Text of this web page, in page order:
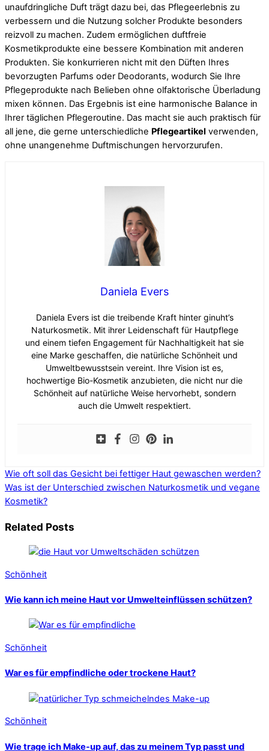
unaufdringliche Duft trägt dazu bei, das Pflegeerlebnis zu
verbessern und die Nutzung solcher Produkte besonders
reizvoll zu machen. Zudem ermöglichen duftfreie
Kosmetikprodukte eine bessere Kombination mit anderen
Produkten. Sie konkurrieren nicht mit den Düften Ihres
bevorzugten Parfums oder Deodorants, wodurch Sie Ihre
Pflegeprodukte nach Belieben ohne olfaktorische Überladung
mixen können. Das Ergebnis ist eine harmonische Balance in
Ihrer täglichen Pflegeroutine. Das macht sie auch praktisch für
all jene, die gerne unterschiedliche Pflegeartikel verwenden,
ohne unangenehme Duftmischungen hervorzurufen.
Daniela Evers
Daniela Evers ist die treibende Kraft hinter ginuht’s
Naturkosmetik. Mit ihrer Leidenschaft für Hautpflege
und einem tiefen Engagement für Nachhaltigkeit hat sie
eine Marke geschaffen, die natürliche Schönheit und
Umweltbewusstsein vereint. Ihre Vision ist es,
hochwertige Bio-Kosmetik anzubieten, die nicht nur die
Schönheit auf natürliche Weise hervorhebt, sondern
auch die Umwelt respektiert.
Wie oft soll das Gesicht bei fettiger Haut gewaschen werden?
Was ist der Unterschied zwischen Naturkosmetik und vegane
Kosmetik?
Related Posts
Schönheit
Wie kann ich meine Haut vor Umwelteinflüssen schützen?
Schönheit
War es für empfindliche oder trockene Haut?
Schönheit
Wie trage ich Make-up auf, das zu meinem Typ passt und